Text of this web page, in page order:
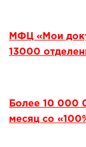
МФЦ «Мои
13000
Более 10 000
месяц со